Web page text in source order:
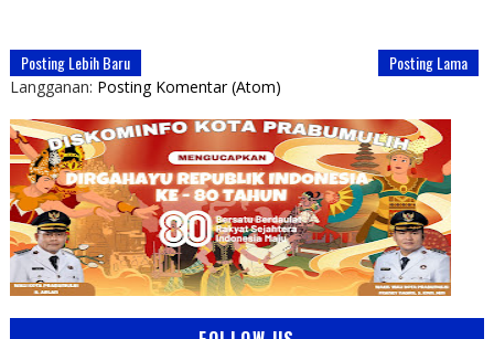
Posting Lebih Baru Posting Lama
Langganan: Posting Komentar (Atom)